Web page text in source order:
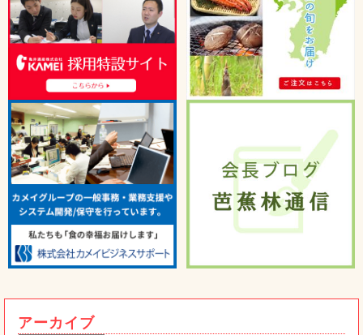
トピックス
2026年04月15日
トピックス
桃屋と共同開発！国産豚肉の本格豚キム
チ！！
2026年03月24日
宮崎県の「株式会社餃子の馬渡」の冷凍
餃子を紹介します！
2026年02月4日
うまかもん
熊本限定 ワンピースコラボ太平燕発売
です！
2026年01月15日
すましメール」にご注意ください
2026年01月6日
アーカイブ